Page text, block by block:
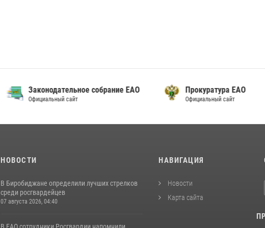
Законодательное собрание ЕАО
Официальный сайт
Прокуратура ЕАО
Официальный сайт
НОВОСТИ
В Биробиджане определили лучших стрелков
среди росгвардейцев
07 августа 2026, 04:40
НАВИГАЦИЯ
Новости
Карта сайта